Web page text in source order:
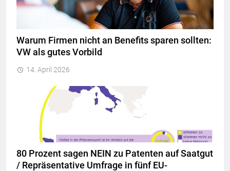
Warum Firmen nicht an Benefits sparen sollten:
VW als gutes Vorbild
14. April 2026
80 Prozent sagen NEIN zu Patenten auf Saatgut
/ Repräsentative Umfrage in fünf EU-